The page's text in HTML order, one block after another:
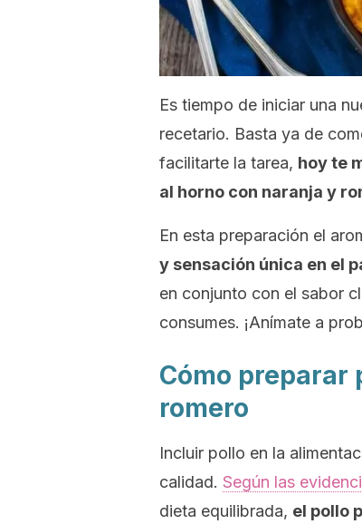
Es tiempo de iniciar una
recetario. Basta ya de
facilitarte la tarea, hoy te
al horno con naranja y
En esta preparación el
y sensación única en el
en conjunto con el sabor
consumes. ¡Anímate a
Cómo preparar
romero
Incluir pollo en la
calidad. Según las
dieta equilibrada, el pollo